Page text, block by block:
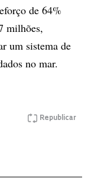
de 64%
milhões,
um sistema de
no mar.
Republicar